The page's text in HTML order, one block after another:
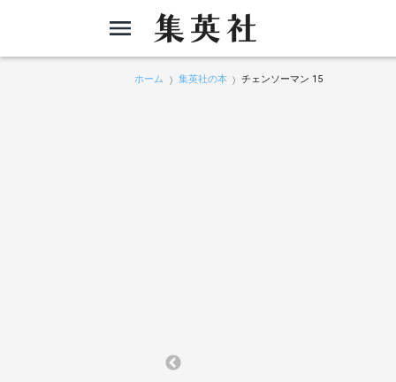
ホーム 集英社の本 チェンソーマン 15